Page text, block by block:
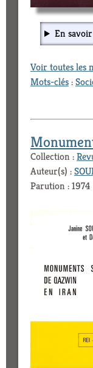
En
Voir toutes les
Mots-clés:
Collection :
Auteur(s) :
Parution : 1974